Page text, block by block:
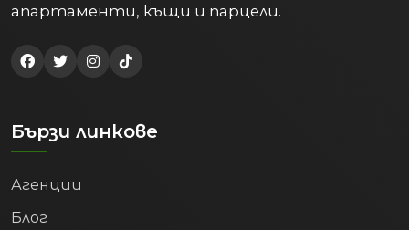
апартаменти, къщи и парцели.
Бързи линкове
Агенции
Блог